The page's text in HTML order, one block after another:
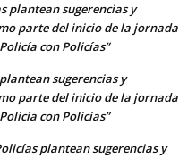
plantean sugerencias y
parte del inicio de la jornada
con Policías”
sugerencias y
parte del inicio de la jornada
con Policías”
plantean sugerencias y